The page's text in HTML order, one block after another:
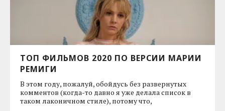
ТОП ФИЛЬМОВ 2020 ПО ВЕРСИИ МАРИИ
РЕМИГИ
В этом году, пожалуй, обойдусь без развернутых
комментов (когда-то давно я уже делала список в
таком лаконичном стиле), потому что,